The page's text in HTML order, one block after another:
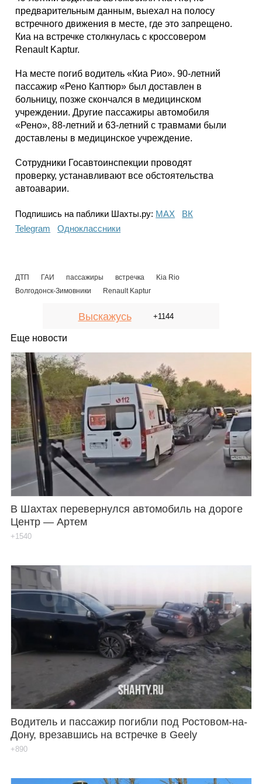
предварительным данным, выехал на полосу
встречного движения в месте, где это запрещено.
Киа на встречке столкнулась с кроссовером
Renault Kaptur.
На месте погиб водитель «Киа Рио». 90-летний
пассажир «Рено Каптюр» был доставлен в
больницу, позже скончался в медицинском
учреждении. Другие пассажиры автомобиля
«Рено», 88-летний и 63-летний с травмами были
доставлены в медицинское учреждение.
Сотрудники Госавтоинспекции проводят
проверку, устанавливают все обстоятельства
автоаварии.
Подпишись на паблики Шахты.ру: МАХ
ВК
Telegram
Одноклассники
ДТП ГАИ пассажиры встречка
Kia Rio
Волгодонск-Зимовники
Renault Kaptur
Выскажусь +1144
Еще новости
В Шахтах перевернулся автомобиль на дороге
Центр — Артем
+1540
Водитель и пассажир погибли под Ростовом-на-
Дону, врезавшись на встречке в Geely
+890